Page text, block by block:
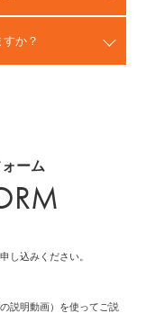
か？
ーム
し込みください。
説明動画）を使ってご説